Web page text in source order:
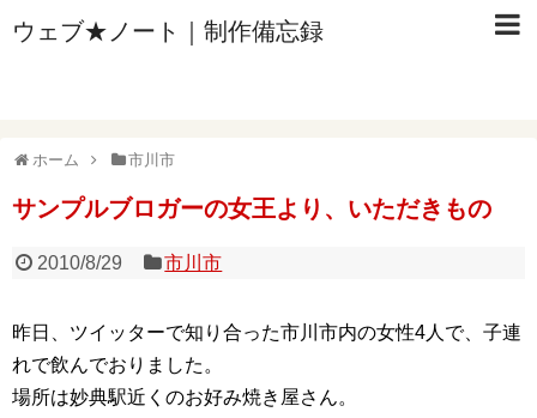
ウェブ★ノート｜制作備忘録
ホーム 市川市
サンプルブロガーの女王より、いただきもの
2010/8/29 市川市
昨日、ツイッターで知り合った市川市内の女性4人で、子連
れで飲んでおりました。
場所は妙典駅近くのお好み焼き屋さん。